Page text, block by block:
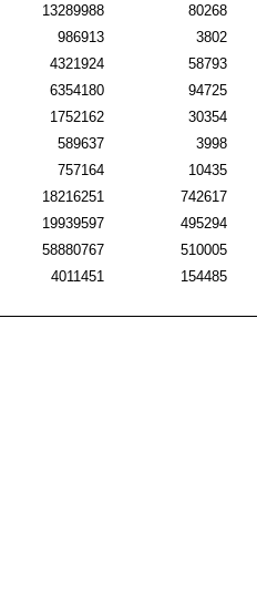
13289988
80268
986913
3802
4321924
58793
6354180
94725
1752162
30354
589637
3998
757164
10435
18216251
742617
19939597
495294
58880767
510005
4011451 154485